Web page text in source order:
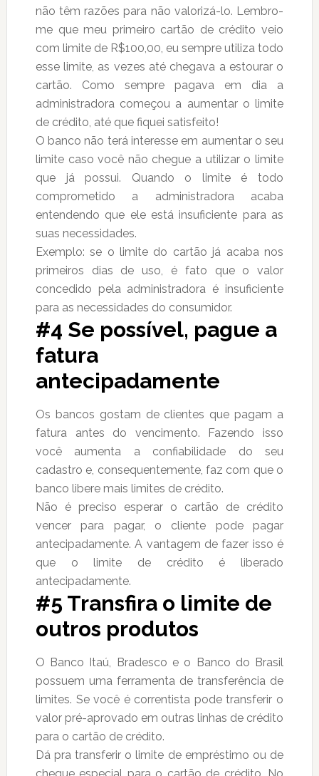
não têm razões para não valorizá-lo. Lembro-
me que meu primeiro cartão de crédito veio
com limite de R$100,00, eu sempre utiliza todo
esse limite, as vezes até chegava a estourar o
cartão. Como sempre pagava em dia a
administradora começou a aumentar o limite
de crédito, até que fiquei satisfeito!
O banco não terá interesse em aumentar o seu
limite caso você não chegue a utilizar o limite
que já possui. Quando o limite é todo
comprometido a administradora acaba
entendendo que ele está insuficiente para as
suas necessidades.
Exemplo: se o limite do cartão já acaba nos
primeiros dias de uso, é fato que o valor
concedido pela administradora é insuficiente
para as necessidades do consumidor.
#4 Se possível, pague a
fatura
antecipadamente
Os bancos gostam de clientes que pagam a
fatura antes do vencimento. Fazendo isso
você aumenta a confiabilidade do seu
cadastro e, consequentemente, faz com que o
banco libere mais limites de crédito.
Não é preciso esperar o cartão de crédito
vencer para pagar, o cliente pode pagar
antecipadamente. A vantagem de fazer isso é
que o limite de crédito é liberado
antecipadamente.
#5 Transfira o limite de
outros produtos
O Banco Itaú, Bradesco e o Banco do Brasil
possuem uma ferramenta de transferência de
limites. Se você é correntista pode transferir o
valor pré-aprovado em outras linhas de crédito
para o cartão de crédito.
Dá pra transferir o limite de empréstimo ou de